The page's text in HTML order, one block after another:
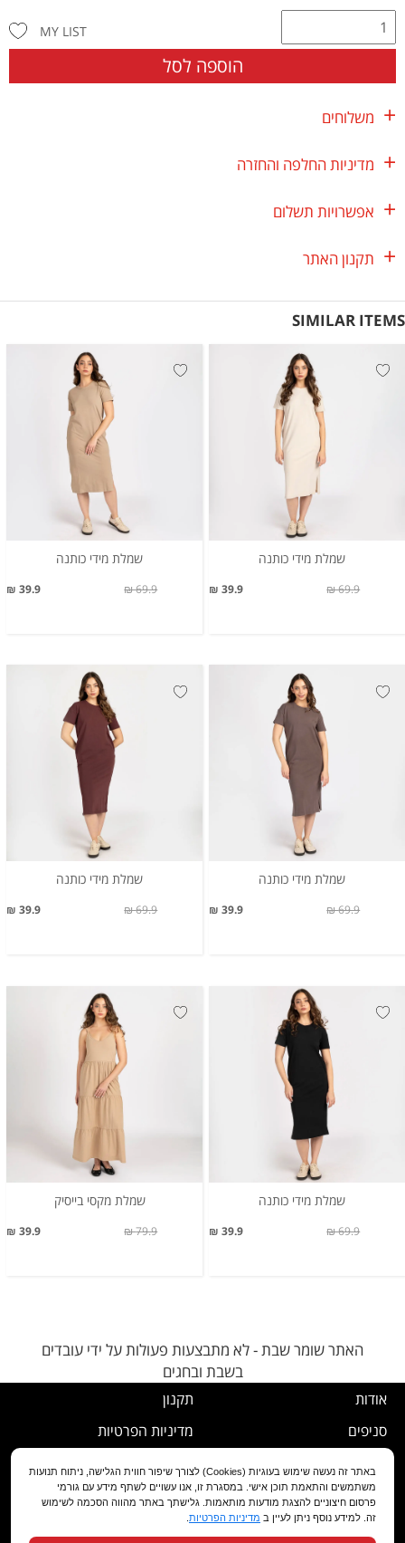
הוספה לסל
MY LIST
משלוחים
מדיניות החלפה והחזרה
אפשרויות תשלום
תקנון האתר
SIMILAR ITEMS
שמלת מידי כותנה
39.9 ₪ 69.9 ₪
שמלת מידי כותנה
39.9 ₪ 69.9 ₪
שמלת מידי כותנה
39.9 ₪ 69.9 ₪
שמלת מידי כותנה
39.9 ₪ 69.9 ₪
שמלת מידי כותנה
39.9 ₪ 69.9 ₪
שמלת מקסי בייסיק
39.9 ₪ 79.9 ₪
האתר שומר שבת - לא מתבצעות פעולות על ידי עובדים
בשבת ובחגים
אודות
סניפים
שירות לקוחות
מועדון לקוחות
תקנון
מדיניות הפרטיות
נוהל ביטול עסקה
מדיניות החלפה/החזרה/ביטול
הצהרת נגישות
באתר זה נעשה שימוש בעוגיות (Cookies) לצורך שיפור חווית הגלישה, ניתוח תנועות
משתמשים והתאמת תוכן אישי. במסגרת זו, אנו עשויים לשתף מידע עם גורמי
פרסום חיצוניים להצגת מודעות מותאמות. גלישתך באתר מהווה הסכמה לשימוש
זה. למידע נוסף ניתן לעיין ב מדיניות הפרטיות